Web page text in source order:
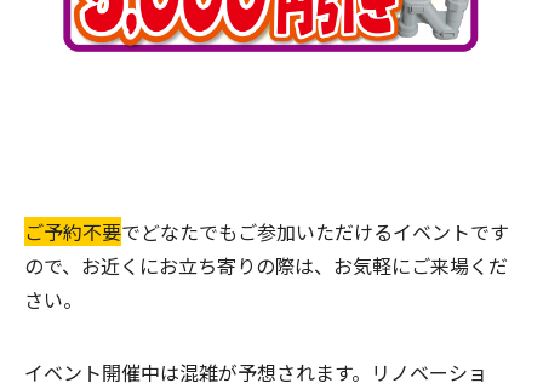
ご予約不要でどなたでもご参加いただけるイベントです
ので、お近くにお立ち寄りの際は、お気軽にご来場くだ
さい。
イベント開催中は混雑が予想されます。リノベーショ